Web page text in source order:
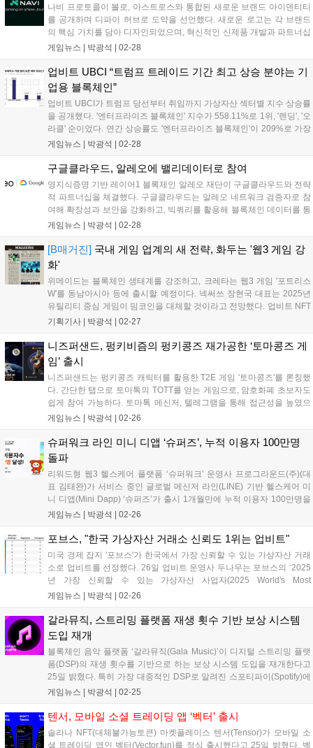
나비 프로토콜이 볼로, 아스트로스와 통합된 새로운 브랜드 아이덴티티
를 공개하며 디파이 허브로 도약을 선언했다. 새로운 로고는 각 브랜드
의 핵심 가치를 담아 디자인되었으며, 혁신적인 신제품 개발과 파트너십
확대를 통해 2025년 1분기, 2분기에 주요 로드맵 목표를 달성할 예정이
공식 웹사이트와 블로그에서 확인할 수 있다....
게임뉴스 | 박광석 02-28
업비트 UBCI “트럼프 트레이드 기간 최고 상승 분야는 기
업용 블록체인”
업비트 UBCI가 트럼프 당선부터 취임까지 가상자산 섹터별 지수 상승률
을 공개했다. '엔터프라이즈 블록체인' 지수가 558.11%로 1위, '렌딩', '오
라클' 순이었다. 연간 상승률도 '엔터프라이즈 블록체인'이 209%로 가장
높았고, '렌딩' 148.45%, '지급결제 인프라' 141.13% 순으로 나타났다.
은 지수를 개발할 계획이라고 밝혔다....
게임뉴스 | 박광석 02-28
구글클라우드, 알레오에 밸리데이터로 참여
영지식증명 기반 레이어1 블록체인 알레오 재단이 구글클라우드와 전략
적 파트너십을 체결했다. 구글클라우드는 알레오 네트워크 검증자로 참
여해 확장성과 보안을 강화하고, 빅쿼리를 활용해 블록체인 데이터를 통
합 분석한다. 개발자는 알레오 네트워크 관련 실시간 분석을 통해 탈중
머신을 통해 성능과 비용 효율성을 높이고, 스타트업은 최대 35만 달러
상당의 크레딧을 받는다....
게임뉴스 | 박광석 02-28
[B매거진] 국내 게임 업계의 새 전략, 화두는 '웹3 게임 강
화'
위메이드는 블록체인 생태계를 강조하고, 크레타는 웹3 게임 '포트리스
W'를 동남아시아 등에 출시할 예정이다. 넥써쓰 장현국 대표는 2025년
유틸리티 중심 게임이 밈코인을 대체할 것이라고 전망했다. 업비트 NFT
는 이중섭, 김환기, 이우환 화백의 실물 연계 NFT를 선보인다. 해시드 조
일 2025년 로드맵을 공개하며, 4월 두바이에서 웹3 게임 해커톤을 개최
한다. 위메이드의 '레전드 오브 이미르'는 블록체인 기술을 활용해 경제
시스템을 구축하고 구글플레이 매출 1위를 달성했다. 2월에는 중세 전략
게임 '블록로드'와 사이버펑크 MMORPG '77-Bit'가 Web3 게임 신작으로
출시되었다....
기획기사 | 박광석 02-27
니즈퍼샌드, 펑키비즘의 펑키콩즈 재가공한 ‘토마콩즈 게
임’ 출시
니즈퍼샌드는 펑키콩즈 캐릭터를 활용한 T2E 게임 '토마콩즈'를 론칭했
다. 간단한 탭으로 토마톡의 TOTT를 얻는 게임으로, 암호화폐 초보자도
쉽게 참여 가능하다. 토마톡 메신저, 텔레그램을 통해 접근성을 높였으
며, 블록체인 메시진 토마톡을 홍보하고 유저를 확보하는 전략적 역할을
어에 앱 등록 심사 중이며, 곧 다운로드 가능할 예정이다....
게임뉴스 | 박광석 02-26
슈퍼워크 라인 미니 디앱 ‘슈퍼즈’, 누적 이용자 100만명
돌파
리워드형 웹3 헬스케어 플랫폼 ‘슈퍼워크’ 운영사 프로그라운드(주)(대
표 김태완)가 서비스 중인 글로벌 메신저 라인(LINE) 기반 헬스케어 미
니 디앱(Mini Dapp) ‘슈퍼즈’가 출시 1개월만에 누적 이용자 100만명을
돌파했다고 밝혔다. 슈퍼즈는 이용자가 모바일 화면을 터치하거나 일일
게임뉴스 | 박광석 02-26
포브스, "한국 가상자산 거래소 신뢰도 1위는 업비트"
미국 경제 잡지 '포브스'가 한국에서 가장 신뢰할 수 있는 가상자산 거래
소로 업비트를 선정했다. 26일 업비트 운영사 두나무는 포브스의 ‘2025
년 가장 신뢰할 수 있는 가상자산 사업자(2025 World's Most
Trustworthy Crypto Exchanges & Marketplaces)’ 평가에서 국내 1위,
게임뉴스 | 박광석 02-26
갈라뮤직, 스트리밍 플랫폼 재생 횟수 기반 보상 시스템
도입 재개
블록체인 음악 플랫폼 ‘갈라뮤직(Gala Music)’이 디지털 스트리밍 플랫
폼(DSP)의 재생 횟수를 기반으로 하는 보상 시스템 도입을 재개한다고
25일 밝혔다. 특히 가장 대중적인 DSP로 알려진 스포티파이(Spotify)에
서 갈라뮤직 음원이 스트리밍되면 곡을 제작한 아티스트 및 곡의 소유자
게임뉴스 | 박광석 02-25
텐서, 모바일 소셜 트레이딩 앱 ‘벡터’ 출시
솔라나 NFT(대체불가능토큰) 마켓플레이스 텐서(Tensor)가 모바일 소
셜 트레이딩 앱인 벡터(Vector.fun)를 정식 출시했다고 25일 밝혔다. 벡